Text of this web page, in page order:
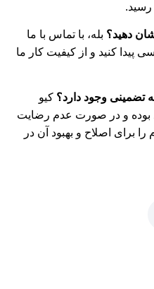
رسید.
بله، با تماس با ما
پیدا کنید و از کیفیت کار ما
کیو
بوده و در صورت عدم رضایت
را برای اصلاح و بهبود آن در